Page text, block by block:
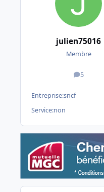
julien75016
Membre
5
messages
Entreprise:sncf
Service:non